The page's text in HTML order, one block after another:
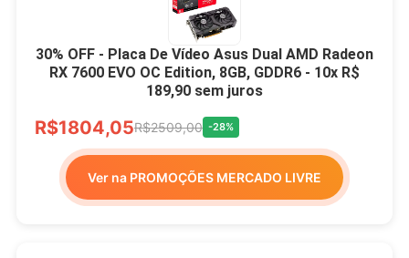
30% OFF - Placa De Vídeo Asus Dual AMD Radeon
RX 7600 EVO OC Edition, 8GB, GDDR6 - 10x R$
189,90 sem juros
R$1804,05R$2509,00 -28%
Ver na PROMOÇÕES MERCADO LIVRE